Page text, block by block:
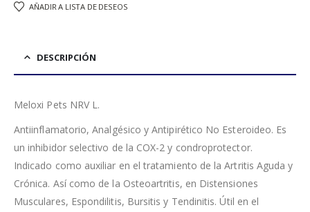
AÑADIR A LISTA DE DESEOS
DESCRIPCIÓN
Meloxi Pets NRV L.
Antiinflamatorio, Analgésico y Antipirético No Esteroideo. Es
un inhibidor selectivo de la COX-2 y condroprotector.
Indicado como auxiliar en el tratamiento de la Artritis Aguda y
Crónica. Así como de la Osteoartritis, en Distensiones
Musculares, Espondilitis, Bursitis y Tendinitis. Útil en el